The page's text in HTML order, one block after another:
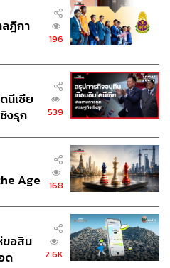
เชื่อมโยงความรู้สึกผ่าน
ฎีกา
196
นีเซีย
งรุก
539
Age
168
ขอสิน
ด
2.6K